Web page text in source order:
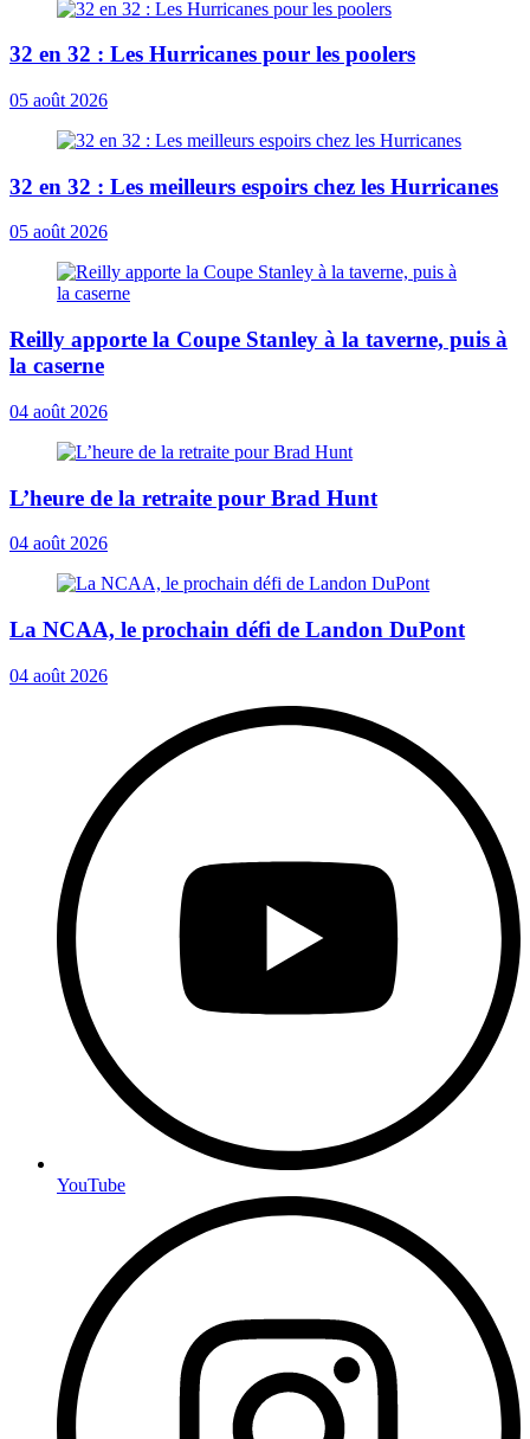
32 en 32 : Les Hurricanes pour les poolers
05 août 2026
32 en 32 : Les meilleurs espoirs chez les Hurricanes
05 août 2026
Reilly apporte la Coupe Stanley à la taverne, puis à
la caserne
04 août 2026
L’heure de la retraite pour Brad Hunt
04 août 2026
La NCAA, le prochain défi de Landon DuPont
04 août 2026
YouTube